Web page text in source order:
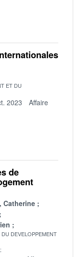
ET DU
2023
Affaire
de
Catherine
DEVELOPPEMENT